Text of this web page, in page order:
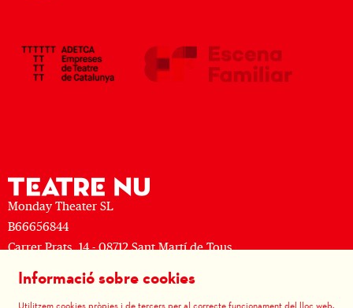
Monday Theater SL
B66656844
Carrer Prats, 14 - 08712 Sant Martí de Tous
M: (+34) 677 519 625 · T: (+34) 93 805 08 63
Sitemap Avís Legal | Ús de Cookies Contactar |
Informació sobre cookies
Utilitzem cookies pròpies i de tercers per al correcte funcionament del lloc web,